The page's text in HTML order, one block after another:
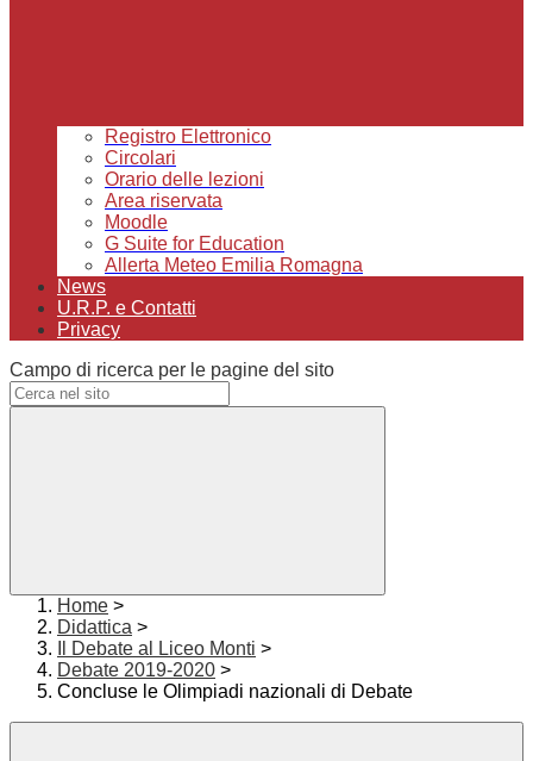
Registro Elettronico
Circolari
Orario delle lezioni
Area riservata
Moodle
G Suite for Education
Allerta Meteo Emilia Romagna
News
U.R.P. e Contatti
Privacy
Campo di ricerca per le pagine del sito
Home >
Didattica >
Il Debate al Liceo Monti >
Debate 2019-2020 >
Concluse le Olimpiadi nazionali di Debate